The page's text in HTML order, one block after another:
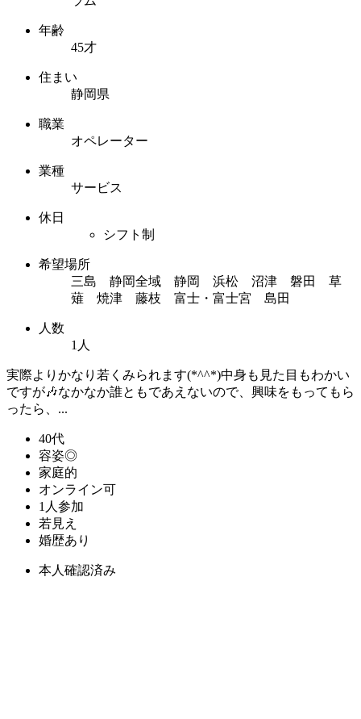
年齢
45才
住まい
静岡県
職業
オペレーター
業種
サービス
休日
シフト制
希望場所
三島 静岡全域 静岡 浜松 沼津 磐田 草
薙 焼津 藤枝 富士・富士宮 島田
人数
1人
実際よりかなり若くみられます(*^^*)中身も見た目もわかい
ですが🎶なかなか誰ともであえないので、興味をもってもら
ったら、...
40代
容姿◎
家庭的
オンライン可
1人参加
若見え
婚歴あり
本人確認済み